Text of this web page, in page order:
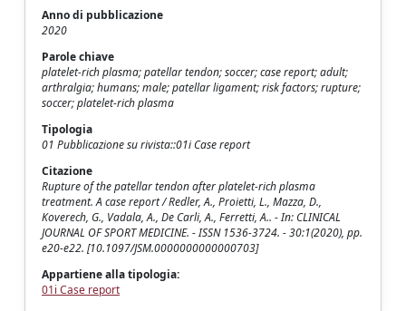
Anno di pubblicazione
2020
Parole chiave
platelet-rich plasma; patellar tendon; soccer; case report; adult;
arthralgia; humans; male; patellar ligament; risk factors; rupture;
soccer; platelet-rich plasma
Tipologia
01 Pubblicazione su rivista::01i Case report
Citazione
Rupture of the patellar tendon after platelet-rich plasma
treatment. A case report / Redler, A., Proietti, L., Mazza, D.,
Koverech, G., Vadala, A., De Carli, A., Ferretti, A.. - In: CLINICAL
JOURNAL OF SPORT MEDICINE. - ISSN 1536-3724. - 30:1(2020), pp.
e20-e22. [10.1097/JSM.0000000000000703]
Appartiene alla tipologia:
01i Case report